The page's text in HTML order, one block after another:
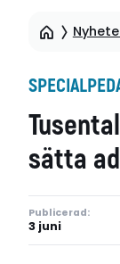
sätta
Publicerad:
3 juni